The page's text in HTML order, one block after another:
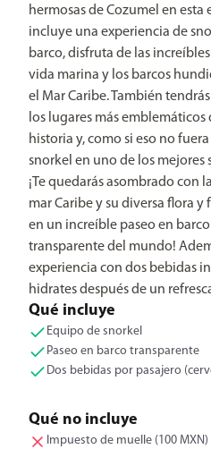
hermosas de Cozumel en
incluye una experiencia de
barco, disfruta de las
vida marina y los barcos
el Mar Caribe. También
los lugares más
historia y, como si eso no
snorkel en uno de los mejores
¡Te quedarás asombrado con
mar Caribe y su diversa flora
en un increíble paseo en
transparente del mundo!
experiencia con dos bebidas
hidrates después de un
Qué incluye
Equipo de snorkel
Paseo en barco transparente
Dos bebidas por pasajero
Qué no incluye
Impuesto de muelle (100 MXN)